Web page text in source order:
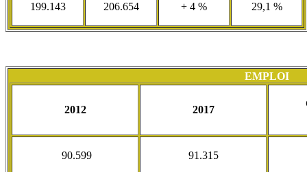
199.143 206.654 + 4 % 29,1 %
EMPLOI
2012 2017
90.599 91.315